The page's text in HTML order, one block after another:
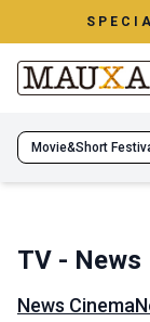
Movie&Short
TV - News
News Cinema